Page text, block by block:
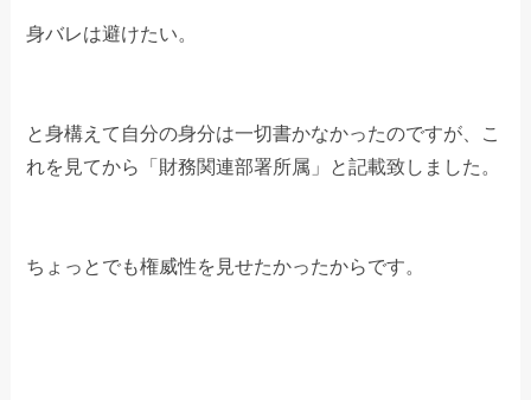
身バレは避けたい。
と身構えて自分の身分は一切書かなかったのですが、こ
れを見てから「財務関連部署所属」と記載致しました。
ちょっとでも権威性を見せたかったからです。